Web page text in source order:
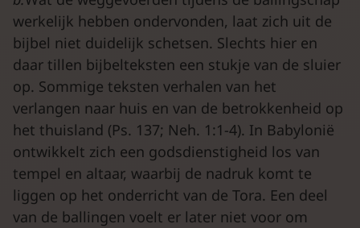
werkelijk hebben ondervonden, laat zich uit de
bijbel niet duidelijk schetsen. Slechts hier en
daar tillen bijbelteksten een stukje van de sluier
op. Sommige teksten verhalen van het
verlangen naar huis en van de betrokkenheid op
het thuisland (Ps. 137; Neh. 1:1-4). In Babylonië
ontwikkelt zich een godsdienstigheid los van
tempel en altaar, waarbij de nadruk komt te
liggen op het onderricht van de Tora. Een deel
van de ballingen voelt er later niet voor om